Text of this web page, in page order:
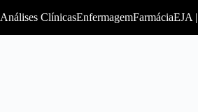
Análises ClínicasEnfermagemFarmáciaEJA